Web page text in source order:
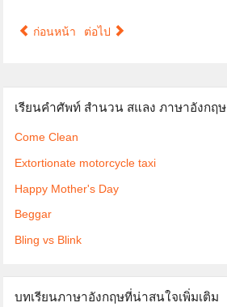
ก่อนหน้า ต่อไป
เรียนคำศัพท์ สำนวน สแลง ภาษาอังกฤษ
Come Clean
Extortionate motorcycle taxi
Happy Mother's Day
Beggar
Bling vs Blink
บทเรียนภาษาอังกฤษที่น่าสนใจเพิ่มเติม